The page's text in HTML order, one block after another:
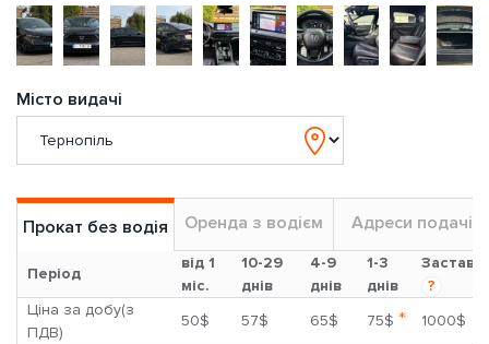
Місто видачі
Прокат без водія Оренда з водієм Адреси подачі
Період
від 1
міс.
10-29
днів
4-9
днів
1-3
днів
Застава
?
Ціна за добу(з
ПДВ)
50$ 57$ 65$ 75$ *
1000$